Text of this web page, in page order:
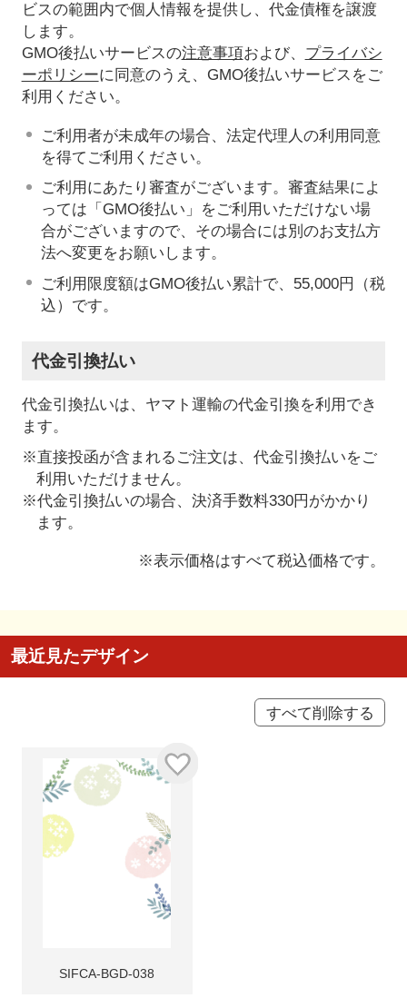
ビスの範囲内で個人情報を提供し、代金債権を譲渡
します。
GMO後払いサービスの注意事項および、 プライバシ
ーポリシーに同意のうえ、GMO後払いサービスをご
利用ください。
ご利用者が未成年の場合、法定代理人の利用同意
を得てご利用ください。
ご利用にあたり審査がございます。審査結果によ
っては「GMO後払い」をご利用いただけない場
合がございますので、その場合には別のお支払方
法へ変更をお願いします。
ご利用限度額はGMO後払い累計で、55,000円（税
込）です。
代金引換払い
代金引換払いは、ヤマト運輸の代金引換を利用でき
ます。
※直接投函が含まれるご注文は、代金引換払いをご
利用いただけません。
※代金引換払いの場合、決済手数料330円がかかり
ます。
※表示価格はすべて税込価格です。
最近見たデザイン
すべて削除する
SIFCA-BGD-038